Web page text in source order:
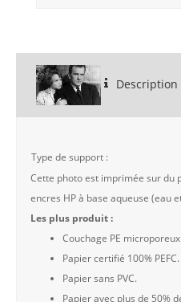
Description
Type de support :
Cette photo est imprimée sur du
encres HP à base aqueuse (eau
Les plus produit :
Couchage PE
Papier certifié 100% PEFC.
Papier sans PVC.
Papier avec plus de 50%